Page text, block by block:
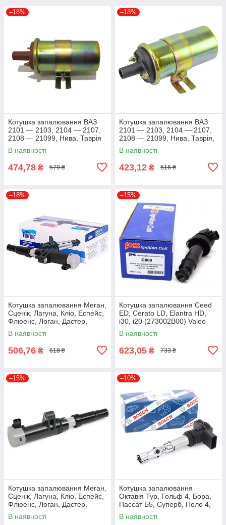
–18%
Котушка запалювання ВАЗ
2101 — 2103, 2104 — 2107,
2108 — 21099, Нива, Таврія
(2108-3705010) Decaro
027.3705
В наявності
474,78 ₴ 579 ₴
–18%
Котушка запалювання ВАЗ
2101 — 2103, 2104 — 2107,
2108 — 21099, Нива, Таврія,
Славута (2108-3705010) ДК
027.3705
В наявності
423,12 ₴ 516 ₴
–18%
Котушка запалювання Меган,
Сценік, Лагуна, Кліо, Еспейс,
Флюенс, Логан, Дастер,
Модус Finwhale IC006
В наявності
506,76 ₴ 618 ₴
–15%
Котушка запалювання Ceed
ED, Cerato LD, Elantra HD,
i30, i20 (273002B00) Valeo
PHC IC009
В наявності
623,05 ₴ 733 ₴
–15%
Котушка запалювання Меган,
Сценік, Лагуна, Кліо, Еспейс,
Флюенс, Логан, Дастер,
Модус Decaro
DE.1810880009
В наявності
–10%
Котушка запалювання
Октавія Тур, Гольф 4, Бора,
Пассат Б5, Суперб, Поло 4,
Бітл (06A905115D) Bosch 0
986 221 024
В наявності